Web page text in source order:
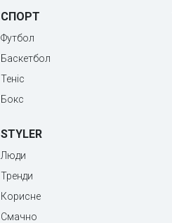
СПОРТ
Футбол
Баскетбол
Теніс
Бокс
STYLER
Люди
Тренди
Корисне
Смачно